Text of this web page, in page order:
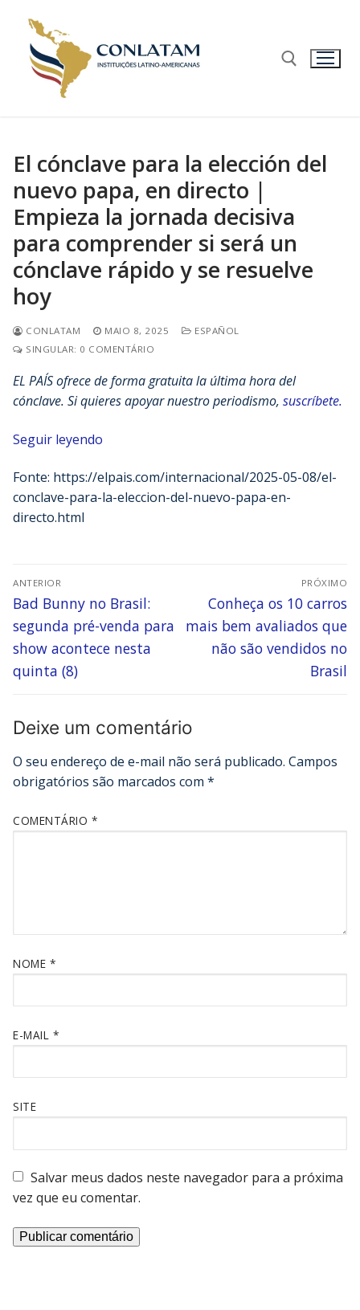
El cónclave para la elección del
nuevo papa, en directo |
Empieza la jornada decisiva
para comprender si será un
cónclave rápido y se resuelve
hoy
CONLATAM MAIO 8, 2025
ESPAÑOL
SINGULAR: 0 COMENTÁRIO
EL PAÍS ofrece de forma gratuita la última hora del
cónclave. Si quieres apoyar nuestro periodismo, suscríbete.
Seguir leyendo
Fonte: https://elpais.com/internacional/2025-05-08/el-
conclave-para-la-eleccion-del-nuevo-papa-en-
directo.html
ANTERIOR
Bad Bunny no Brasil:
segunda pré-venda para
show acontece nesta
quinta (8)
PRÓXIMO
Conheça os 10 carros
mais bem avaliados que
não são vendidos no
Brasil
Deixe um comentário
O seu endereço de e-mail não será publicado. Campos
obrigatórios são marcados com *
COMENTÁRIO *
NOME *
E-MAIL *
SITE
Salvar meus dados neste navegador para a próxima
vez que eu comentar.